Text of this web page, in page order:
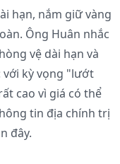
hạn, nắm giữ vàng
Ông Huân nhắc
vệ dài hạn và
với kỳ vọng "lướt
cao vì giá có thể
tin địa chính trị
đây.